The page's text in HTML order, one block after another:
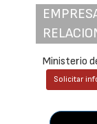
Ministerio
Solicitar